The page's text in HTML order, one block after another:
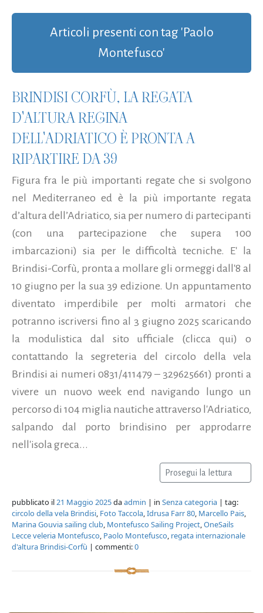
Articoli presenti con tag 'Paolo
Montefusco'
BRINDISI CORFÙ, LA REGATA
D'ALTURA REGINA
DELL'ADRIATICO È PRONTA A
RIPARTIRE DA 39
Figura fra le più importanti regate che si svolgono
nel Mediterraneo ed è la più importante regata
d’altura dell’Adriatico, sia per numero di partecipanti
(con una partecipazione che supera 100
imbarcazioni) sia per le difficoltà tecniche. E' la
Brindisi-Corfù, pronta a mollare gli ormeggi dall'8 al
10 giugno per la sua 39 edizione. Un appuntamento
diventato imperdibile per molti armatori che
potranno iscriversi fino al 3 giugno 2025 scaricando
la modulistica dal sito ufficiale (clicca qui) o
contattando la segreteria del circolo della vela
Brindisi ai numeri 0831/411479 – 329625661) pronti a
vivere un nuovo week end navigando lungo un
percorso di 104 miglia nautiche attraverso l'Adriatico,
salpando dal porto brindisino per approdarre
nell'isola greca...
Prosegui la lettura
pubblicato il21 Maggio 2025daadmin | in Senza categoria | tag:
circolo della vela Brindisi, Foto Taccola,Idrusa Farr 80, Marcello Pais,
Marina Gouvia sailing club, Montefusco Sailing Project,OneSails
Lecce veleria Montefusco, Paolo Montefusco, regata internazionale
d'altura Brindisi-Corfù | commenti:0